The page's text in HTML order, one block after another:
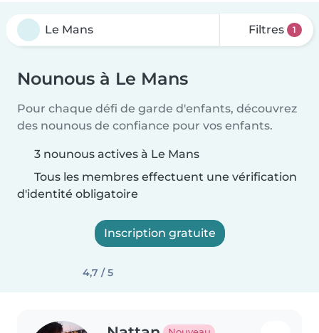
Filtres 1
Nounous à Le Mans
Pour chaque défi de garde d'enfants, découvrez
des nounous de confiance pour vos enfants.
3 nounous actives à Le Mans
Tous les membres effectuent une vérification
d'identité obligatoire
Inscription gratuite
4,7 / 5